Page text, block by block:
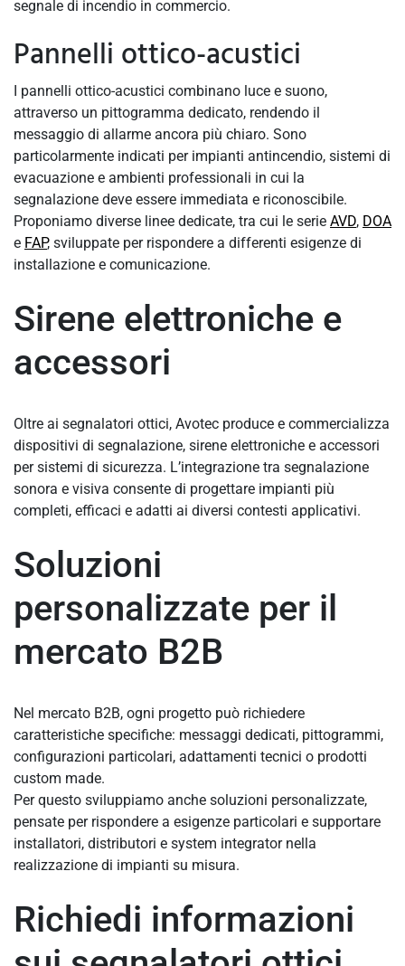
segnale di incendio in commercio.
Pannelli ottico-acustici
I pannelli ottico-acustici combinano luce e suono,
attraverso un pittogramma dedicato, rendendo il
messaggio di allarme ancora più chiaro. Sono
particolarmente indicati per impianti antincendio, sistemi di
evacuazione e ambienti professionali in cui la
segnalazione deve essere immediata e riconoscibile.
Proponiamo diverse linee dedicate, tra cui le serie AVD, DOA
e FAP, sviluppate per rispondere a differenti esigenze di
installazione e comunicazione.
Sirene elettroniche e
accessori
Oltre ai segnalatori ottici, Avotec produce e commercializza
dispositivi di segnalazione, sirene elettroniche e accessori
per sistemi di sicurezza. L’integrazione tra segnalazione
sonora e visiva consente di progettare impianti più
completi, efficaci e adatti ai diversi contesti applicativi.
Soluzioni
personalizzate per il
mercato B2B
Nel mercato B2B, ogni progetto può richiedere
caratteristiche specifiche: messaggi dedicati, pittogrammi,
configurazioni particolari, adattamenti tecnici o prodotti
custom made.
Per questo sviluppiamo anche soluzioni personalizzate,
pensate per rispondere a esigenze particolari e supportare
installatori, distributori e system integrator nella
realizzazione di impianti su misura.
Richiedi informazioni